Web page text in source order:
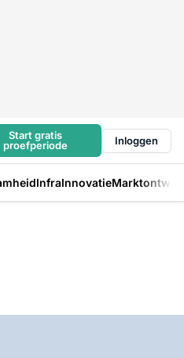
Start gratis
proefperiode
Inloggen
InfraInnovatie